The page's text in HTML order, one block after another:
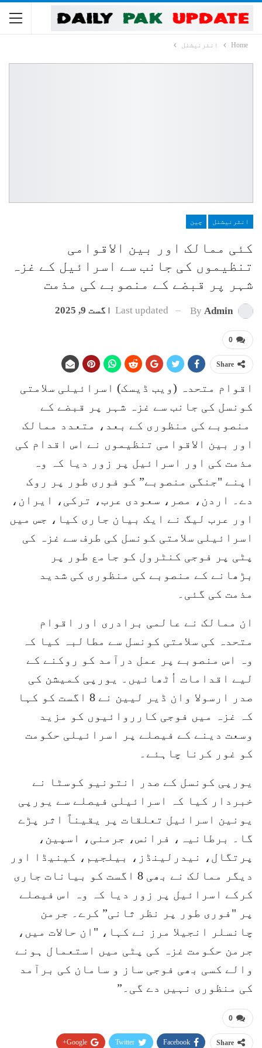
Home انٹرنیشنل
انٹرنیشنل چین
کئی ممالک اور بین الاقوامی
تنظیموں کی جانب سے اسرائیل کے غزہ
شہر پر قبضے کے منصوبے کی مذمت
By Admin
Last updated اگست 9, 2025
0
Share
اقوام متحدہ (ویب ڈیسک) اسرائیلی سلامتی
کونسل کی جانب سے غزہ شہر پر قبضے کے
منصوبے کی منظوری کے بعد، متعدد ممالک
اور بین الاقوامی تنظیموں نے اس اقدام کی
مذمت کی اور اسرائیل پر زور دیا کہ وہ
اپنے "جنگی منصوبے” کو فوری طور پر روک
دے۔ اردن، مصر، سعودی عرب، ترکی، ایران،
اور عرب لیگ نے ایک بیان جاری کیا، جس میں
اسرائیلی سلامتی کونسل کی طرف سے غزہ کی
پٹی پر فوجی کنٹرول کو جامع طور پر
بڑھانے کے منصوبے کی منظوری کی شدید
مذمت کی گئی۔
ان ممالک نے عالمی برادری اور اقوام
متحدہ کی سلامتی کونسل سے مطالبہ کیا کہ
وہ اس منصوبے پر عمل درآمد کو روکنے کے
لیے اقدامات اُٹھائیں۔ یورپی کمیشن کی
صدر ارسولا وان ڈیر لیین نے 8 اگست کو کہا
کہ غزہ میں فوجی کارروائیوں کو مزید
وسعت دینے کے فیصلے پر اسرائیلی حکومت
کو غور کرنا چاہئے۔
یورپی کونسل کے صدر انتونیو کوسٹا نے
خبردار کیا کہ اسرائیلی فیصلے سے یورپی
یونین اسرائیل تعلقات پر یقیناً اثر پڑے
گا۔ برطانیہ، فرانس، جرمنی، اسپین،
پرتگال، نیدرلینڈز، بیلجیم، کینیڈا اور
دیگر ممالک نے بھی 8 اگست کو بیانات جاری
کرکے اسرائیل پر زور دیا کہ وہ اس فیصلے
پر "فوری طور پر نظر ثانی” کرے۔ جرمن
چانسلر انجیلا مرز نے کہا، "ان حالات میں،
جرمن حکومت غزہ کی پٹی میں استعمال ہونے
والے کسی بھی فوجی ساز و سامان کی برآمد
کی منظوری نہیں دے گی۔”
0
Share
Facebook
Twitter
Google+